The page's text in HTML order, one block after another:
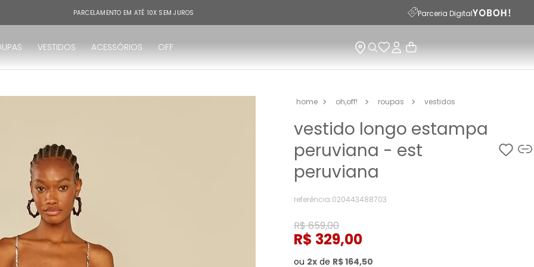
PARCELAMENTO EM ATÉ 10X SEM JUROS Parceria Digital
VESTIDOS ACESSÓRIOS OFF
oh,off! roupas vestidos
vestido longo estampa
peruviana - est
peruviana
referência:020443488703
R$659,00
R$ 329,00
ou 2 de R$164,50